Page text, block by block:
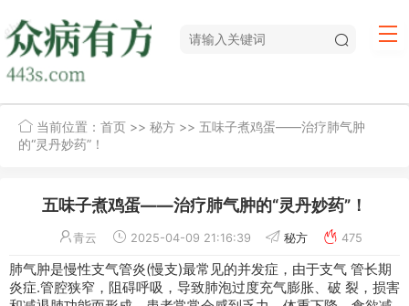
当前位置： 首页 >> 秘方 >> 五味子煮鸡蛋——治疗肺气肿
的“灵丹妙药”！
五味子煮鸡蛋——治疗肺气肿的“灵丹妙药”！
青云 2025-04-09 21:16:39 秘方 475
肺气肿是慢性支气管炎(慢支)最常见的并发症，由于支气 管长期
炎症.管腔狭窄，阻碍呼吸，导致肺泡过度充气膨胀、破 裂，损害